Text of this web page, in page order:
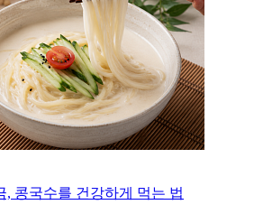
, 콩국수를 건강하게 먹는 법